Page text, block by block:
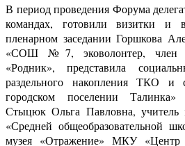
В период проведения Форума
командах, готовили визитки и
пленарном заседании Горшкова
«СОШ №7, эковолонтер, член
«Родник», представила
раздельного накопления ТКО
городском поселении Талинка»
Стыцюк Ольга Павловна,
«Средней общеобразовательной
музея «Отражение» МКУ «Центр